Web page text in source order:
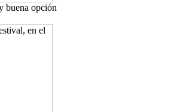
buena opción